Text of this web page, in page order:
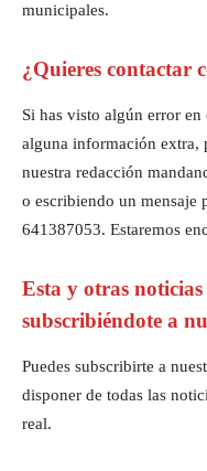
municipales.
¿Quieres contactar
Si has visto algún error
alguna información extra,
nuestra redacción
o escribiendo un mensaje
641387053. Estaremos
Esta y otras
subscribiéndote a
Puedes subscribirte a
disponer de todas las
real.